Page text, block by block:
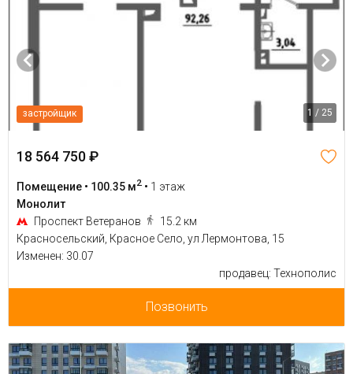
застройщик 1 / 25
18 564 750 ₽
Помещение • 100.35 м2 • 1 этаж
Монолит
Проспект Ветеранов
15.2 км
Красносельский, Красное Село, ул Лермонтова, 15
Изменен: 30.07
продавец: Технополис
Позвонить